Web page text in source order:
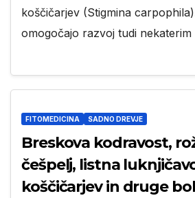
koščičarjev (Stigmina
omogočajo razvoj tudi
FITOMEDICINA SADNO DREVJE
Breskova kodravost,
češpelj, listna
koščičarjev in druge